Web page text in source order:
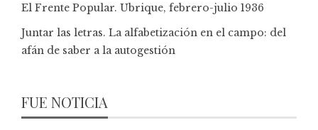
El Frente Popular. Ubrique, febrero-julio 1936
Juntar las letras. La alfabetización en el campo: del
afán de saber a la autogestión
FUE NOTICIA